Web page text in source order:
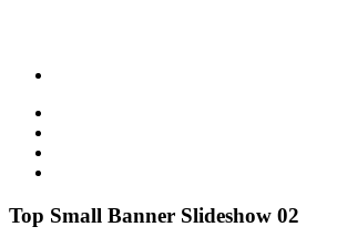
Top Small Banner Slideshow 02